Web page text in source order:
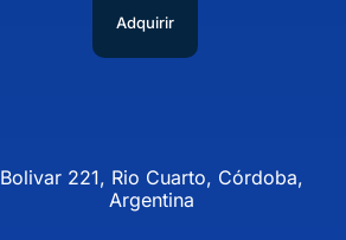
Adquirir
Bolivar 221, Rio Cuarto, Córdoba,
Argentina